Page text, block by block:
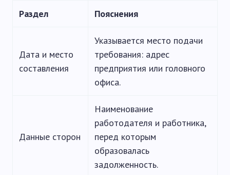
Раздел Пояснения
Дата и место
составления
Указывается место подачи
требования: адрес
предприятия или головного
офиса.
Данные сторон
Наименование
работодателя и работника,
перед которым
образовалась
задолженность.